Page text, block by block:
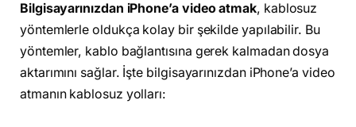
Bilgisayarınızdan iPhone’a video atmak, kablosuz
yöntemlerle oldukça kolay bir şekilde yapılabilir. Bu
yöntemler, kablo bağlantısına gerek kalmadan dosya
aktarımını sağlar. İşte bilgisayarınızdan iPhone’a video
atmanın kablosuz yolları: